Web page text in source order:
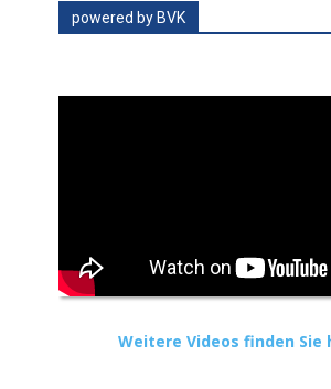
powered by BVK
Weitere Videos finden Sie